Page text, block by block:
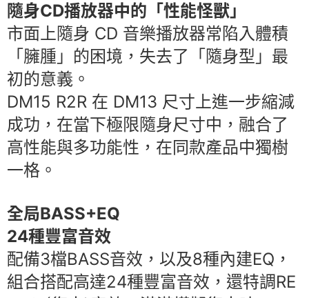
隨身CD播放器中的「性能怪獸」
市面上隨身 CD 音樂播放器常陷入體積
「臃腫」的困境，失去了「隨身型」最
初的意義。
DM15 R2R 在 DM13 尺寸上進一步縮減
成功，在當下極限隨身尺寸中，融合了
高性能與多功能性，在同款產品中獨樹
一格。
全局BASS+EQ
24種豐富音效
配備3檔BASS音效，以及8種內建EQ，
組合搭配高達24種豐富音效，還特調RE